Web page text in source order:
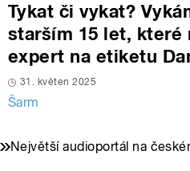
Tykat či vykat?
starším 15 let, které
expert na etiketu
31. květen 2025
Šarm
Největší audioportál na